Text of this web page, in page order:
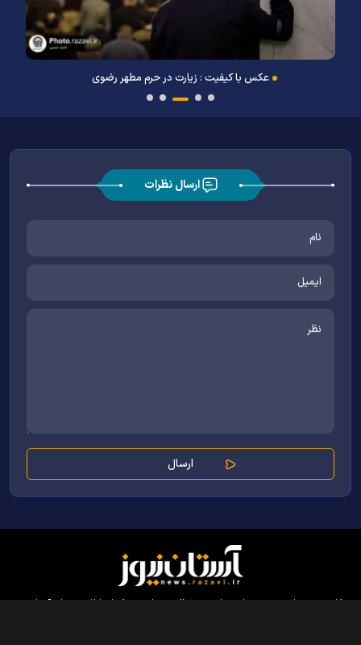
عکس با کیفیت : زیارت در حرم مطهر رضوی
ارسال نظرات
کلیه حقوق مادی و معنوی این سایت محفوظ و متعلق به مرکز ارتباطات و رسانه آستان